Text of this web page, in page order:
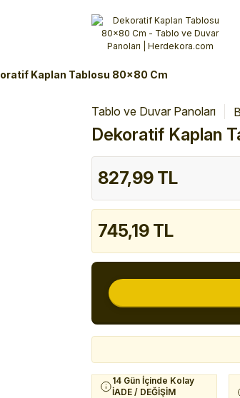
Alışverişlerinizde 3 Taksit Fırsatı!İlk siparişinizi
%10 Havale İndirimiŞimdi Alışveriş yap!
Kaplan Tablosu 80x80 Cm
Tablo ve Duvar Panoları
Dekoratif Kaplan
827,99 TL
745,19 TL
14 Gün İçinde Kolay
İADE / DEĞİŞİM